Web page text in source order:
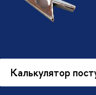
Калькулятор